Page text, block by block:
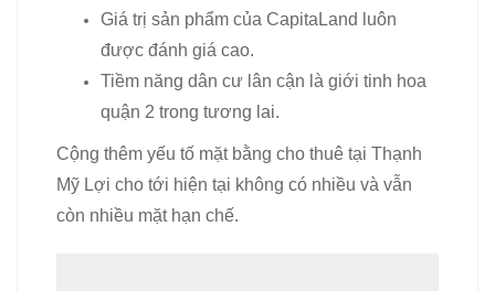
Giá trị sản phẩm của CapitaLand luôn
được đánh giá cao.
Tiềm năng dân cư lân cận là giới tinh hoa
quận 2 trong tương lai.
Cộng thêm yếu tố mặt bằng cho thuê tại Thạnh
Mỹ Lợi cho tới hiện tại không có nhiều và vẫn
còn nhiều mặt hạn chế.